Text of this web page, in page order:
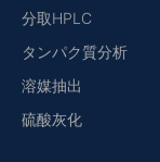
分取HPLC
タンパク質分析
溶媒抽出
硫酸灰化